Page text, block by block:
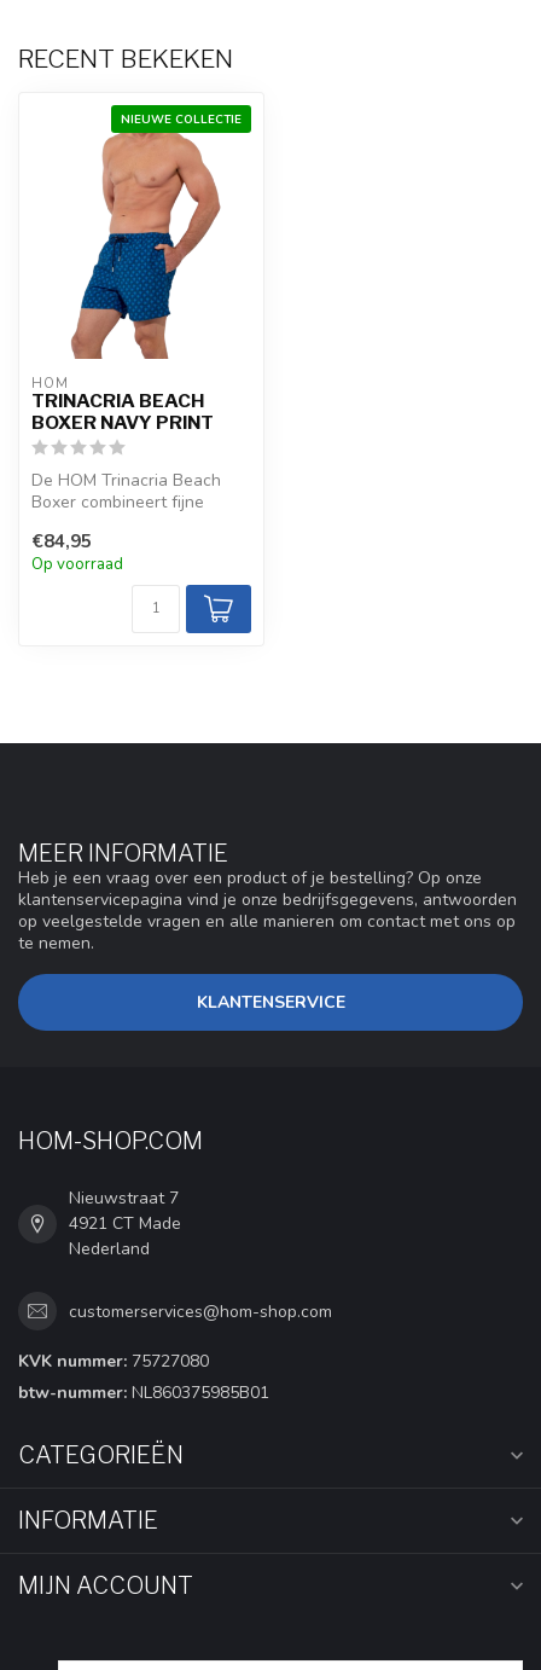
RECENT BEKEKEN
NIEUWE COLLECTIE
HOM
TRINACRIA BEACH
BOXER NAVY PRINT
De HOM Trinacria Beach
Boxer combineert fijne
motieven in Maio...
€84,95
Op voorraad
MEER INFORMATIE
Heb je een vraag over een product of je bestelling? Op onze
klantenservicepagina vind je onze bedrijfsgegevens, antwoorden
op veelgestelde vragen en alle manieren om contact met ons op
te nemen.
KLANTENSERVICE
HOM-SHOP.COM
Nieuwstraat 7
4921 CT Made
Nederland
customerservices@hom-shop.com
KVK nummer: 75727080
btw-nummer: NL860375985B01
CATEGORIEËN
INFORMATIE
MIJN ACCOUNT